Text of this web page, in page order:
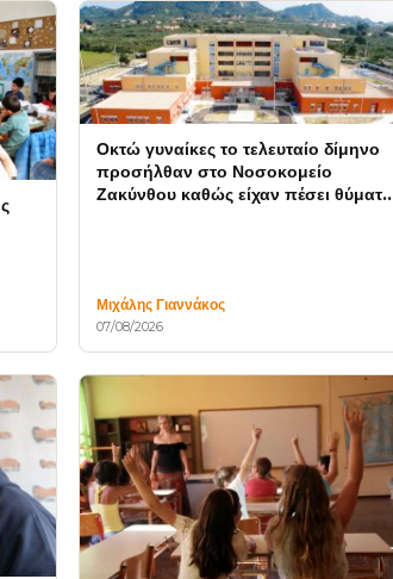
Οκτώ γυναίκες το τελευταίο δίμηνο
προσήλθαν στο Νοσοκομείο
Ζακύνθου καθώς είχαν πέσει θύματα
Μιχάλης Γιαννάκος
07/08/2026